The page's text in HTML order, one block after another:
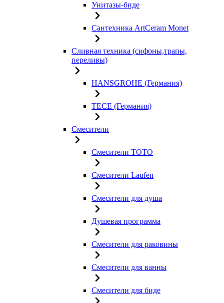
Унитазы-биде
Сантехника ArtCeram Monet
Сливная техника (сифоны,трапы,
переливы)
HANSGROHE (Германия)
TECE (Германия)
Смесители
Смесители TOTO
Смесители Laufen
Смесители для душа
Душевая программа
Смесители для раковины
Смесители для ванны
Смесители для биде